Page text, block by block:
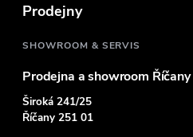
Prodejny
SHOWROOM & SERVIS
Prodejna a showroom Říčany
Široká 241/25
Říčany 251 01